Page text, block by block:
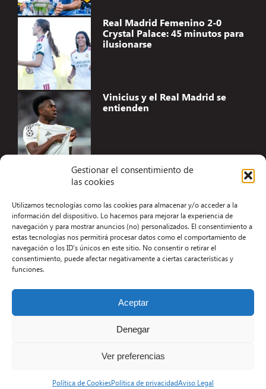
Gestionar el consentimiento de
las cookies
Utilizamos tecnologías como las cookies para almacenar y/o acceder a la
información del dispositivo. Lo hacemos para mejorar la experiencia de
navegación y para mostrar anuncios (no) personalizados. El consentimiento a
estas tecnologías nos permitirá procesar datos como el comportamiento de
navegación o los ID's únicos en este sitio. No consentir o retirar el
consentimiento, puede afectar negativamente a ciertas características y
funciones.
Aceptar
Denegar
Ver preferencias
Política de CookiesPolítica de privacidadAviso Legal
Real Madrid Femenino 2-0
Crystal Palace: 45 minutos para
ilusionarse
Vinicius y el Real Madrid se
entienden
Aviso Legal
Términos y condiciones
Política de privacidad
Contacto
Desarrollo Web por Kiwop